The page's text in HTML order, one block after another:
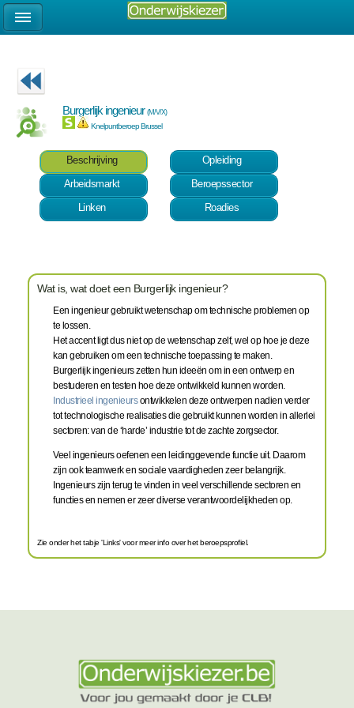
Burgerlijk ingenieur(M/V/X)
Knelpuntberoep Brussel
Beschrijving
Opleiding
Arbeidsmarkt
Beroepssector
Linken
Roadies
Wat is, wat doet een Burgerlijk ingenieur?
Een ingenieur gebruikt wetenschap om technische problemen op
te lossen.
Het accent ligt dus niet op de wetenschap zelf, wel op hoe je deze
kan gebruiken om een technische toepassing te maken.
Burgerlijk ingenieurs zetten hun ideeën om in een ontwerp en
bestuderen en testen hoe deze ontwikkeld kunnen worden.
Industrieel ingenieursontwikkelen deze ontwerpen nadien verder
tot technologische realisaties die gebruikt kunnen worden in allerlei
sectoren: van de ‘harde’ industrie tot de zachte zorgsector.
Veel ingenieurs oefenen een leidinggevende functie uit. Daarom
zijn ook teamwerk en sociale vaardigheden zeer belangrijk.
Ingenieurs zijn terug te vinden in veel verschillende sectoren en
functies en nemen er zeer diverse verantwoordelijkheden op.
Zie onder het tabje 'Links' voor meer info over het beroepsprofiel.